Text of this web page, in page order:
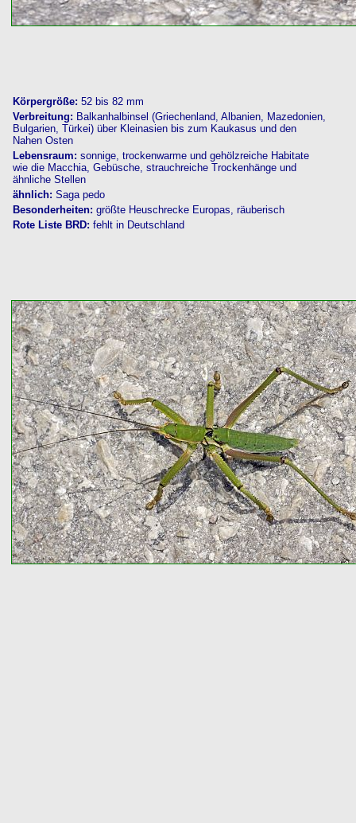
Körpergröße: 52 bis 82 mm
Verbreitung: Balkanhalbinsel (Griechenland, Albanien, Mazedonien,
Bulgarien, Türkei) über Kleinasien bis zum Kaukasus und den
Nahen Osten
Lebensraum: sonnige, trockenwarme und gehölzreiche Habitate
wie die Macchia, Gebüsche, strauchreiche Trockenhänge und
ähnliche Stellen
ähnlich: Saga pedo
Besonderheiten: größte Heuschrecke Europas, räuberisch
Rote Liste BRD: fehlt in Deutschland